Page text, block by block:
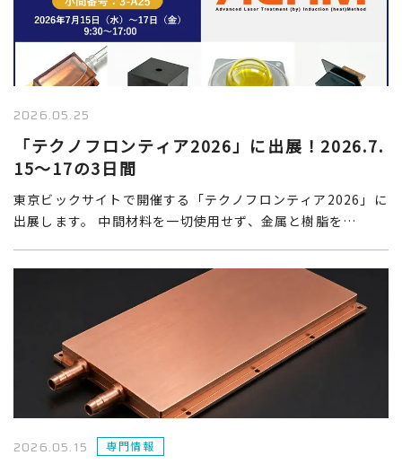
2026.05.25
「テクノフロンティア2026」に出展！2026.7.
15～17の3日間
東京ビックサイトで開催する「テクノフロンティア2026」に
出展します。 中間材料を一切使用せず、金属と樹脂を…
2026.05.15 専門情報